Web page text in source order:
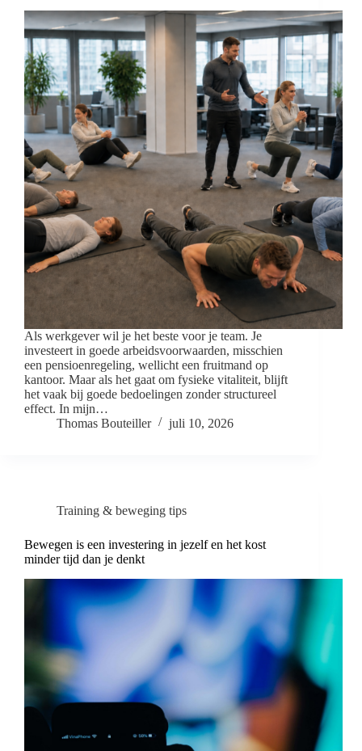
Als werkgever wil je het beste voor je team. Je
investeert in goede arbeidsvoorwaarden, misschien
een pensioenregeling, wellicht een fruitmand op
kantoor. Maar als het gaat om fysieke vitaliteit, blijft
het vaak bij goede bedoelingen zonder structureel
effect. In mijn…
Thomas Bouteiller
juli 10, 2026
Training & beweging tips
Bewegen is een investering in jezelf en het kost
minder tijd dan je denkt